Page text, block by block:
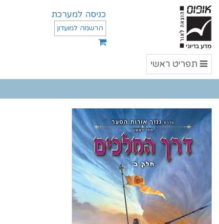
כניסה למערכת
הרשמה למועדון
תפריט
ראשי
תפריט ראשי